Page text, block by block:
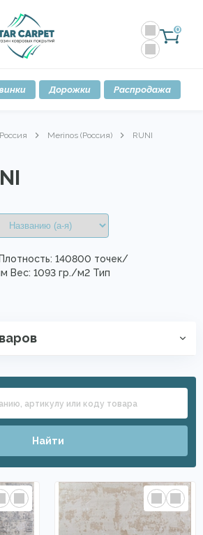
0
Дорожки Распродажа
Россия Merinos (Россия) RUNI
140800 точек/
Вес: 1093 гр./м2 Тип
Найти